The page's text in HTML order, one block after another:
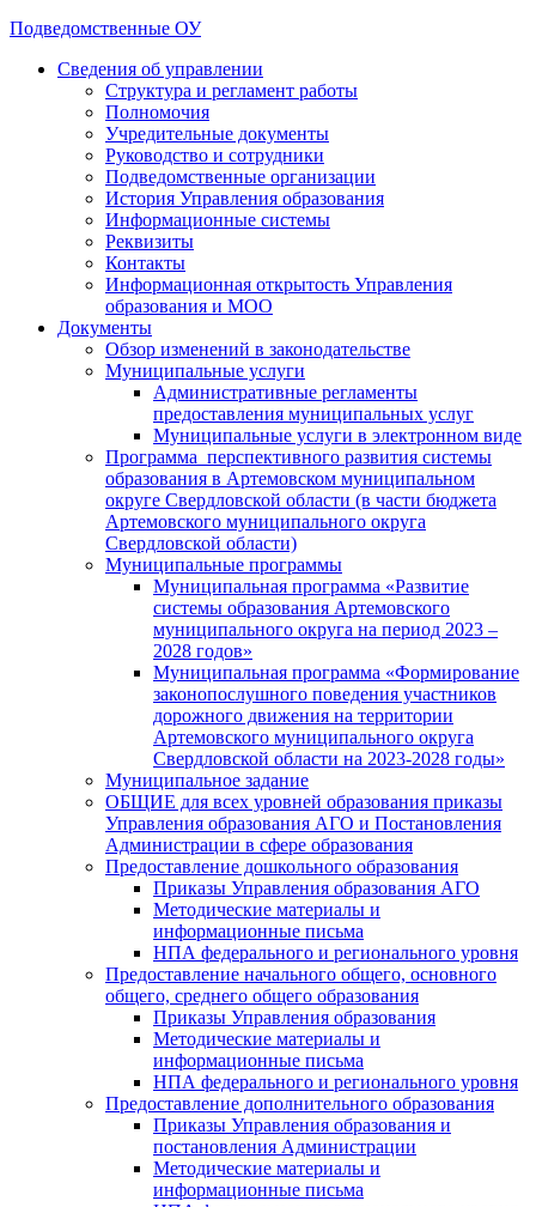
Подведомственные ОУ
Сведения об управлении
Структура и регламент работы
Полномочия
Учредительные документы
Руководство и сотрудники
Подведомственные организации
История Управления образования
Информационные системы
Реквизиты
Контакты
Информационная открытость Управления
образования и МОО
Документы
Обзор изменений в законодательстве
Муниципальные услуги
Административные регламенты
предоставления муниципальных услуг
Муниципальные услуги в электронном виде
Программа перспективного развития системы
образования в Артемовском муниципальном
округе Свердловской области (в части бюджета
Артемовского муниципального округа
Свердловской области)
Муниципальные программы
Муниципальная программа «Развитие
системы образования Артемовского
муниципального округа на период 2023 –
2028 годов»
Муниципальная программа «Формирование
законопослушного поведения участников
дорожного движения на территории
Артемовского муниципального округа
Свердловской области на 2023-2028 годы»
Муниципальное задание
ОБЩИЕ для всех уровней образования приказы
Управления образования АГО и Постановления
Администрации в сфере образования
Предоставление дошкольного образования
Приказы Управления образования АГО
Методические материалы и
информационные письма
НПА федерального и регионального уровня
Предоставление начального общего, основного
общего, среднего общего образования
Приказы Управления образования
Методические материалы и
информационные письма
НПА федерального и регионального уровня
Предоставление дополнительного образования
Приказы Управления образования и
постановления Администрации
Методические материалы и
информационные письма